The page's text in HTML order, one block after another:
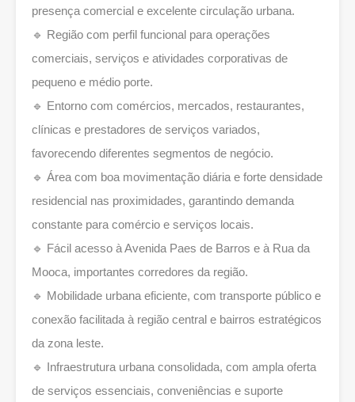
presença comercial e excelente circulação urbana.
🔹 Região com perfil funcional para operações
comerciais, serviços e atividades corporativas de
pequeno e médio porte.
🔹 Entorno com comércios, mercados, restaurantes,
clínicas e prestadores de serviços variados,
favorecendo diferentes segmentos de negócio.
🔹 Área com boa movimentação diária e forte densidade
residencial nas proximidades, garantindo demanda
constante para comércio e serviços locais.
🔹 Fácil acesso à Avenida Paes de Barros e à Rua da
Mooca, importantes corredores da região.
🔹 Mobilidade urbana eficiente, com transporte público e
conexão facilitada à região central e bairros estratégicos
da zona leste.
🔹 Infraestrutura urbana consolidada, com ampla oferta
de serviços essenciais, conveniências e suporte